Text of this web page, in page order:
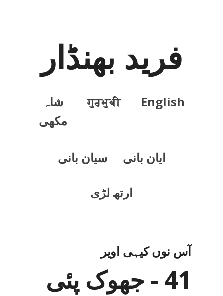
فرید بھنڈار
English
ਗੁਰਮੁਖੀ
شاہ
مکھی
ايان بانی سيان بانی
ارتھ لڑی
آس نوں کیہی اویر
41 - جھوک پئی